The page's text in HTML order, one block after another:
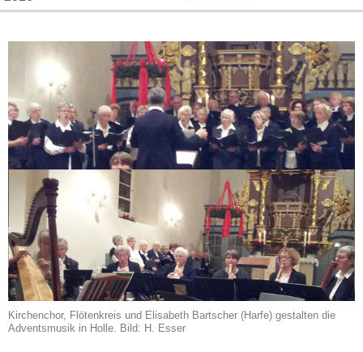
Kirchenchor, Flötenkreis und Elisabeth Bartscher (Harfe) gestalten die
Adventsmusik in Holle. Bild: H. Esser